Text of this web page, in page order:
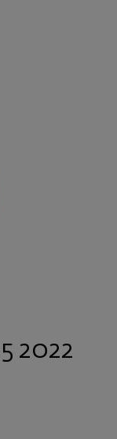
2022